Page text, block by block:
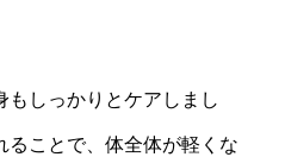
しっかりとケアしまし
ことで、体全体が軽くな